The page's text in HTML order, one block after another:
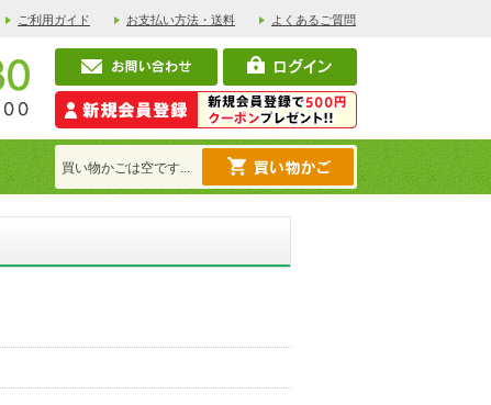
ご利用ガイド お支払い方法・送料 よくあるご質問
買い物かごは空です...